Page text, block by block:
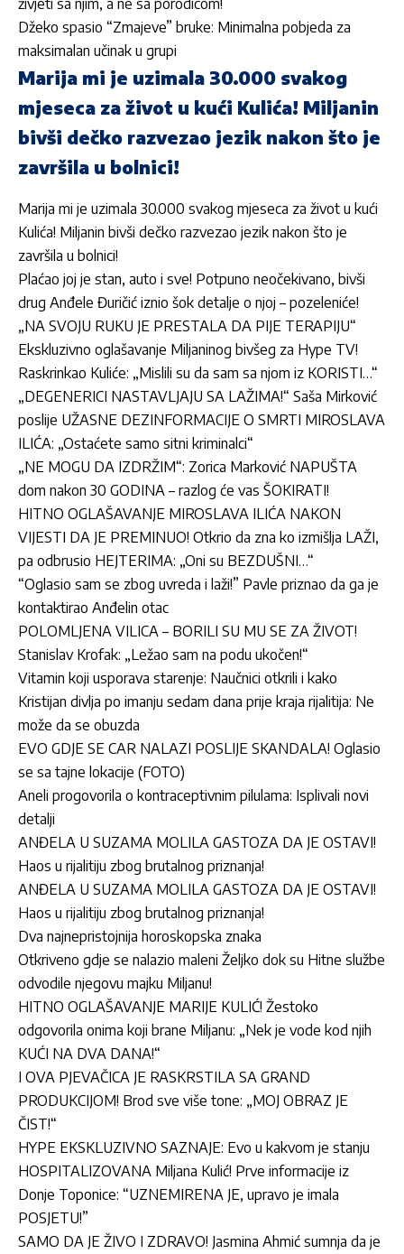
živjeti sa njim, a ne sa porodicom!
Džeko spasio “Zmajeve” bruke: Minimalna pobjeda za
maksimalan učinak u grupi
Marija mi je uzimala 30.000 svakog
mjeseca za život u kući Kulića! Miljanin
bivši dečko razvezao jezik nakon što je
završila u bolnici!
Marija mi je uzimala 30.000 svakog mjeseca za život u kući
Kulića! Miljanin bivši dečko razvezao jezik nakon što je
završila u bolnici!
Plaćao joj je stan, auto i sve! Potpuno neočekivano, bivši
drug Anđele Đuričić iznio šok detalje o njoj – pozeleniće!
„NA SVOJU RUKU JE PRESTALA DA PIJE TERAPIJU“
Ekskluzivno oglašavanje Miljaninog bivšeg za Hype TV!
Raskrinkao Kuliće: „Mislili su da sam sa njom iz KORISTI…“
„DEGENERICI NASTAVLJAJU SA LAŽIMA!“ Saša Mirković
poslije UŽASNE DEZINFORMACIJE O SMRTI MIROSLAVA
ILIĆA: „Ostaćete samo sitni kriminalci“
„NE MOGU DA IZDRŽIM“: Zorica Marković NAPUŠTA
dom nakon 30 GODINA – razlog će vas ŠOKIRATI!
HITNO OGLAŠAVANJE MIROSLAVA ILIĆA NAKON
VIJESTI DA JE PREMINUO! Otkrio da zna ko izmišlja LAŽI,
pa odbrusio HEJTERIMA: „Oni su BEZDUŠNI…“
“Oglasio sam se zbog uvreda i laži!” Pavle priznao da ga je
kontaktirao Anđelin otac
POLOMLJENA VILICA – BORILI SU MU SE ZA ŽIVOT!
Stanislav Krofak: „Ležao sam na podu ukočen!“
Vitamin koji usporava starenje: Naučnici otkrili i kako
Kristijan divlja po imanju sedam dana prije kraja rijalitija: Ne
može da se obuzda
EVO GDJE SE CAR NALAZI POSLIJE SKANDALA! Oglasio
se sa tajne lokacije (FOTO)
Aneli progovorila o kontraceptivnim pilulama: Isplivali novi
detalji
ANĐELA U SUZAMA MOLILA GASTOZA DA JE OSTAVI!
Haos u rijalitiju zbog brutalnog priznanja!
ANĐELA U SUZAMA MOLILA GASTOZA DA JE OSTAVI!
Haos u rijalitiju zbog brutalnog priznanja!
Dva najnepristojnija horoskopska znaka
Otkriveno gdje se nalazio maleni Željko dok su Hitne službe
odvodile njegovu majku Miljanu!
HITNO OGLAŠAVANJE MARIJE KULIĆ! Žestoko
odgovorila onima koji brane Miljanu: „Nek je vode kod njih
KUĆI NA DVA DANA!“
I OVA PJEVAČICA JE RASKRSTILA SA GRAND
PRODUKCIJOM! Brod sve više tone: „MOJ OBRAZ JE
ČIST!“
HYPE EKSKLUZIVNO SAZNAJE: Evo u kakvom je stanju
HOSPITALIZOVANA Miljana Kulić! Prve informacije iz
Donje Toponice: “UZNEMIRENA JE, upravo je imala
POSJETU!”
SAMO DA JE ŽIVO I ZDRAVO! Jasmina Ahmić sumnja da je